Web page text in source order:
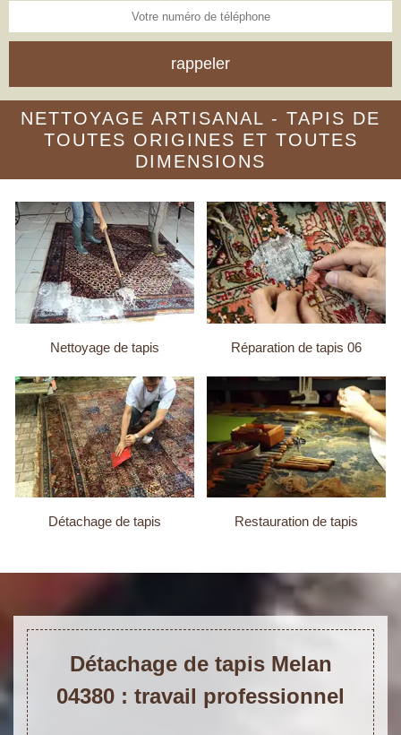
NETTOYAGE ARTISANAL - TAPIS DE
TOUTES ORIGINES ET TOUTES
DIMENSIONS
Nettoyage de tapis Réparation de tapis 06
Détachage de tapis Restauration de tapis
Détachage de tapis Melan
04380 : travail professionnel